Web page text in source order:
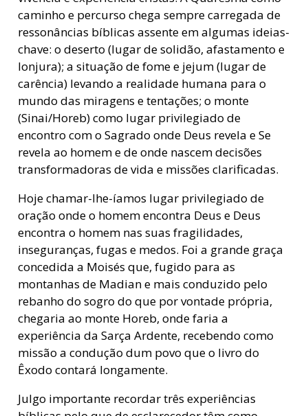
caminho e percurso chega sempre carregada de
ressonâncias bíblicas assente em algumas ideias-
chave: o deserto (lugar de solidão, afastamento e
lonjura); a situação de fome e jejum (lugar de
carência) levando a realidade humana para o
mundo das miragens e tentações; o monte
(Sinai/Horeb) como lugar privilegiado de
encontro com o Sagrado onde Deus revela e Se
revela ao homem e de onde nascem decisões
transformadoras de vida e missões clarificadas.
Hoje chamar-lhe-íamos lugar privilegiado de
oração onde o homem encontra Deus e Deus
encontra o homem nas suas fragilidades,
inseguranças, fugas e medos. Foi a grande graça
concedida a Moisés que, fugido para as
montanhas de Madian e mais conduzido pelo
rebanho do sogro do que por vontade própria,
chegaria ao monte Horeb, onde faria a
experiência da Sarça Ardente, recebendo como
missão a condução dum povo que o livro do
Êxodo contará longamente.
Julgo importante recordar três experiências